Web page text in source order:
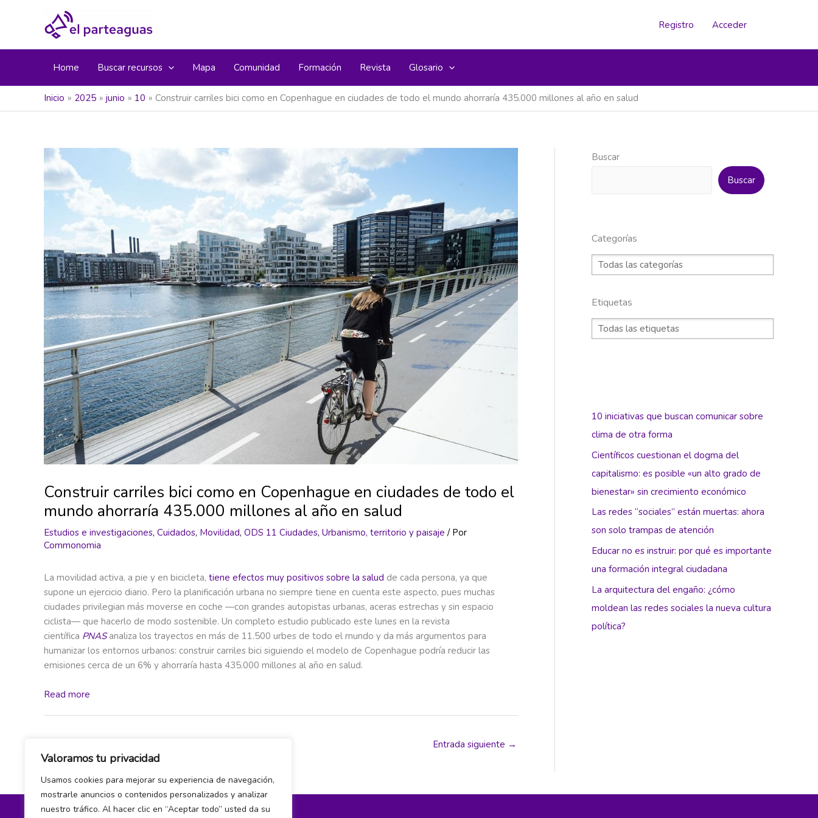
Valoramos tu privacidad
Usamos cookies para mejorar su experiencia de navegación,
mostrarle anuncios o contenidos personalizados y analizar
nuestro tráfico. Al hacer clic en “Aceptar todo” usted da su
Registro Acceder
Home Buscar recursos Mapa Comunidad Formación Revista Glosario
Inicio 2025 junio 10 Construir carriles bici como en Copenhague en ciudades de todo el mundo ahorraría 435.000 millones al año en salud
Construir carriles bici como en Copenhague en ciudades de todo el
mundo ahorraría 435.000 millones al año en salud
Estudios e investigaciones, Cuidados, Movilidad, ODS 11 Ciudades, Urbanismo, territorio y paisaje / Por
Commonomia
La movilidad activa, a pie y en bicicleta, tiene efectos muy positivos sobre la salud de cada persona, ya que
supone un ejercicio diario. Pero la planificación urbana no siempre tiene en cuenta este aspecto, pues muchas
ciudades privilegian más moverse en coche —con grandes autopistas urbanas, aceras estrechas y sin espacio
ciclista— que hacerlo de modo sostenible. Un completo estudio publicado este lunes en la revista
científica PNASanaliza los trayectos en más de 11.500 urbes de todo el mundo y da más argumentos para
humanizar los entornos urbanos: construir carriles bici siguiendo el modelo de Copenhague podría reducir las
emisiones cerca de un 6% y ahorraría hasta 435.000 millones al año en salud.
Read more
Entrada siguiente →
Buscar
Buscar
Categorías
Etiquetas
10 iniciativas que buscan comunicar sobre
clima de otra forma
Científicos cuestionan el dogma del
capitalismo: es posible «un alto grado de
bienestar» sin crecimiento económico
Las redes “sociales” están muertas: ahora
son solo trampas de atención
Educar no es instruir: por qué es importante
una formación integral ciudadana
La arquitectura del engaño: ¿cómo
moldean las redes sociales la nueva cultura
política?